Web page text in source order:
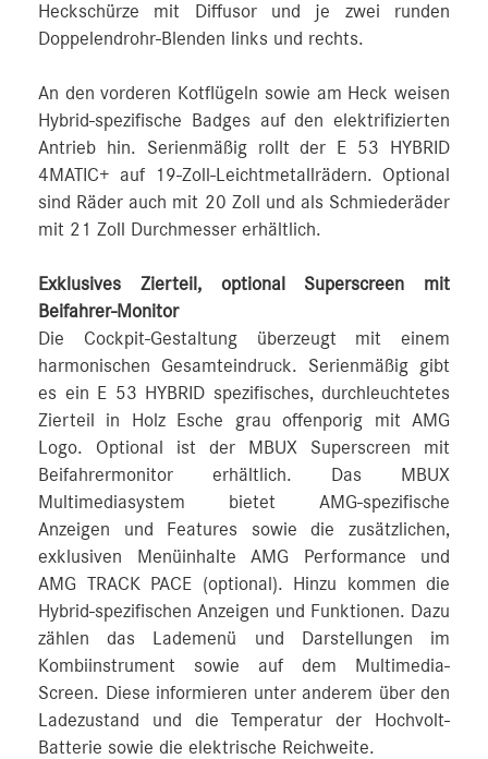
Heckschürze mit Diffusor und je zwei runden
Doppelendrohr-Blenden links und rechts.
An den vorderen Kotflügeln sowie am Heck weisen
Hybrid-spezifische Badges auf den elektrifizierten
Antrieb hin. Serienmäßig rollt der E 53 HYBRID
4MATIC+ auf 19-Zoll-Leichtmetallrädern. Optional
sind Räder auch mit 20 Zoll und als Schmiederäder
mit 21 Zoll Durchmesser erhältlich.
Exklusives Zierteil, optional Superscreen mit
Beifahrer-Monitor
Die Cockpit-Gestaltung überzeugt mit einem
harmonischen Gesamteindruck. Serienmäßig gibt
es ein E 53 HYBRID spezifisches, durchleuchtetes
Zierteil in Holz Esche grau offenporig mit AMG
Logo. Optional ist der MBUX Superscreen mit
Beifahrermonitor erhältlich. Das MBUX
Multimediasystem bietet AMG-spezifische
Anzeigen und Features sowie die zusätzlichen,
exklusiven Menüinhalte AMG Performance und
AMG TRACK PACE (optional). Hinzu kommen die
Hybrid-spezifischen Anzeigen und Funktionen. Dazu
zählen das Lademenü und Darstellungen im
Kombiinstrument sowie auf dem Multimedia-
Screen. Diese informieren unter anderem über den
Ladezustand und die Temperatur der Hochvolt-
Batterie sowie die elektrische Reichweite.